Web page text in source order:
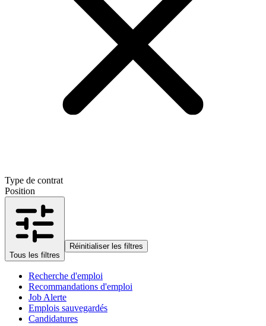
Type de contrat
Position
Tous les filtres
Réinitialiser les filtres
Recherche d'emploi
Recommandations d'emploi
Job Alerte
Emplois sauvegardés
Candidatures